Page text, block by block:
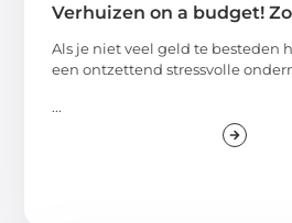
Verhuizen on a budget!
Als je niet veel geld te besteden
een ontzettend stressvolle
...